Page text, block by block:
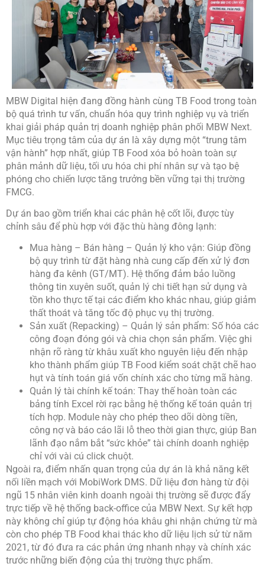
MBW Digital hiện đang đồng hành cùng TB Food trong toàn
bộ quá trình tư vấn, chuẩn hóa quy trình nghiệp vụ và triển
khai giải pháp quản trị doanh nghiệp phân phối MBW Next.
Mục tiêu trọng tâm của dự án là xây dựng một “trung tâm
vận hành” hợp nhất, giúp TB Food xóa bỏ hoàn toàn sự
phân mảnh dữ liệu, tối ưu hóa chi phí nhân sự và tạo bệ
phóng cho chiến lược tăng trưởng bền vững tại thị trường
FMCG.
Dự án bao gồm triển khai các phân hệ cốt lõi, được tùy
chỉnh sâu để phù hợp với đặc thù hàng đông lạnh:
Mua hàng – Bán hàng – Quản lý kho vận: Giúp đồng
bộ quy trình từ đặt hàng nhà cung cấp đến xử lý đơn
hàng đa kênh (GT/MT). Hệ thống đảm bảo luồng
thông tin xuyên suốt, quản lý chi tiết hạn sử dụng và
tồn kho thực tế tại các điểm kho khác nhau, giúp giảm
thất thoát và tăng tốc độ phục vụ thị trường.
Sản xuất (Repacking) – Quản lý sản phẩm: Số hóa các
công đoạn đóng gói và chia chọn sản phẩm. Việc ghi
nhận rõ ràng từ khâu xuất kho nguyên liệu đến nhập
kho thành phẩm giúp TB Food kiểm soát chặt chẽ hao
hụt và tính toán giá vốn chính xác cho từng mã hàng.
Quản lý tài chính kế toán: Thay thế hoàn toàn các
bảng tính Excel rời rạc bằng hệ thống kế toán quản trị
tích hợp. Module này cho phép theo dõi dòng tiền,
công nợ và báo cáo lãi lỗ theo thời gian thực, giúp Ban
lãnh đạo nắm bắt “sức khỏe” tài chính doanh nghiệp
chỉ với vài cú click chuột.
Ngoài ra, điểm nhấn quan trọng của dự án là khả năng kết
nối liền mạch với MobiWork DMS. Dữ liệu đơn hàng từ đội
ngũ 15 nhân viên kinh doanh ngoài thị trường sẽ được đẩy
trực tiếp về hệ thống back-office của MBW Next. Sự kết hợp
này không chỉ giúp tự động hóa khâu ghi nhận chứng từ mà
còn cho phép TB Food khai thác kho dữ liệu lịch sử từ năm
2021, từ đó đưa ra các phản ứng nhanh nhạy và chính xác
trước những biến động của thị trường thực phẩm.